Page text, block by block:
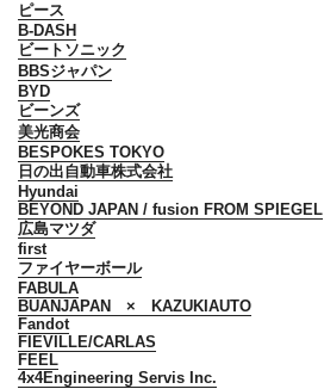
ピース
B-DASH
ビートソニック
BBSジャパン
BYD
ビーンズ
美光商会
BESPOKES TOKYO
日の出自動車株式会社
Hyundai
BEYOND JAPAN / fusion FROM SPIEGEL
広島マツダ
first
ファイヤーボール
FABULA
BUANJAPAN × KAZUKIAUTO
Fandot
FIEVILLE/CARLAS
FEEL
4x4Engineering Servis Inc.